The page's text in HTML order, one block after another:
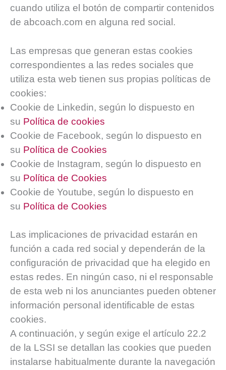
cuando utiliza el botón de compartir contenidos
de abcoach.com en alguna red social.
Las empresas que generan estas cookies
correspondientes a las redes sociales que
utiliza esta web tienen sus propias políticas de
cookies:
Cookie de Linkedin, según lo dispuesto en
su Política de cookies
Cookie de Facebook, según lo dispuesto en
su Política de Cookies
Cookie de Instagram, según lo dispuesto en
su Política de Cookies
Cookie de Youtube, según lo dispuesto en
su Política de Cookies
Las implicaciones de privacidad estarán en
función a cada red social y dependerán de la
configuración de privacidad que ha elegido en
estas redes. En ningún caso, ni el responsable
de esta web ni los anunciantes pueden obtener
información personal identificable de estas
cookies.
A continuación, y según exige el artículo 22.2
de la LSSI se detallan las cookies que pueden
instalarse habitualmente durante la navegación